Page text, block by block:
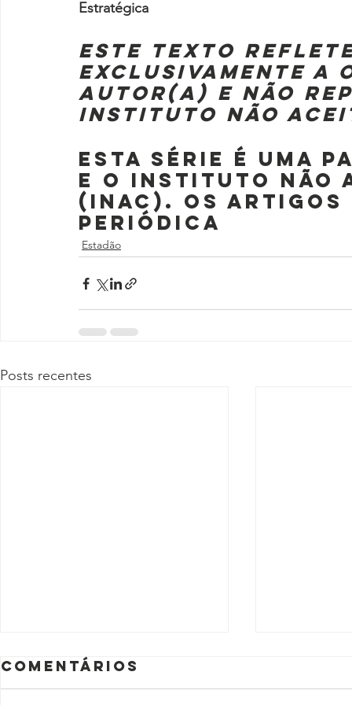
Estratégica
Este texto
exclusivamente a
autor(a) e não
Instituto Não
Esta série é uma
e o Instituto Não
(Inac). Os
periódica
Estadão
Posts recentes
Comentários